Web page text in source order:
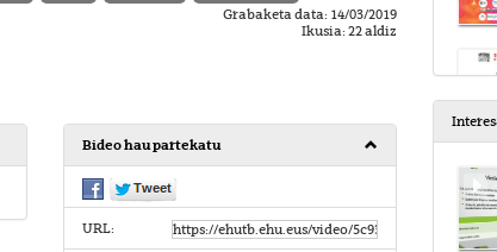
Grabaketa data: 14/03/2019
Ikusia: 22 aldiz
Bideo hau partekatu
URL: